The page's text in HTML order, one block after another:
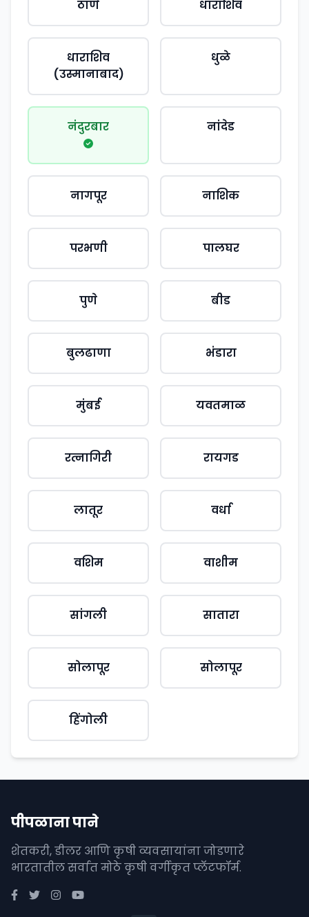
ठाणे धाराशिव
धाराशिव
(उस्मानाबाद)
धुळे
नंदुरबार नांदेड
नागपूर नाशिक
परभणी पालघर
पुणे बीड
बुलढाणा भंडारा
मुंबई यवतमाळ
रत्नागिरी रायगड
लातूर वर्धा
वशिम वाशीम
सांगली सातारा
सोलापूर सोलापूर
हिंगोली
पीपळाना पाने
शेतकरी, डीलर आणि कृषी व्यवसायांना जोडणारे
भारतातील सर्वात मोठे कृषी वर्गीकृत प्लॅटफॉर्म.